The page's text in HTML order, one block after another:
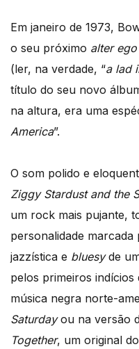
Em janeiro de 1973,
o seu próximo alter ego
(ler, na verdade, “a lad
título do seu novo
na altura, era uma
America”.
O som polido e
Ziggy Stardust and the
um rock mais pujante,
personalidade marcada
jazzística e bluesyde
pelos primeiros indícios
música negra norte-
Saturdayou na versão
Together, um original